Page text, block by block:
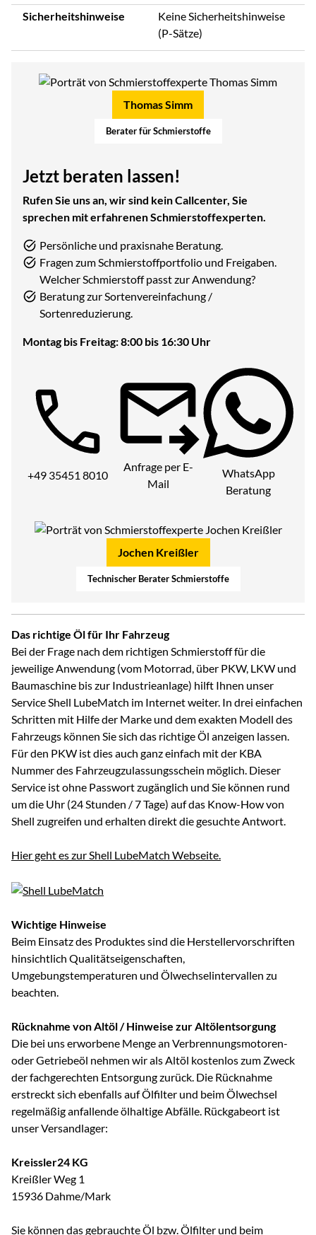
Sicherheitshinweise
Keine Sicherheitshinweise
(P-Sätze)
Thomas Simm
Berater für Schmierstoffe
Jetzt beraten lassen!
Rufen Sie uns an, wir sind kein Callcenter, Sie
sprechen mit erfahrenen Schmierstoffexperten.
Persönliche und praxisnahe Beratung.
Fragen zum Schmierstoffportfolio und Freigaben.
Welcher Schmierstoff passt zur Anwendung?
Beratung zur Sortenvereinfachung /
Sortenreduzierung.
Montag bis Freitag: 8:00 bis 16:30 Uhr
Telefon:
+49 35451 8010
Anfrage per E-
Mail
WhatsApp
Beratung
Jochen Kreißler
Technischer Berater Schmierstoffe
Das richtige Öl für Ihr Fahrzeug
Bei der Frage nach dem richtigen Schmierstoff für die
jeweilige Anwendung (vom Motorrad, über PKW, LKW und
Baumaschine bis zur Industrieanlage) hilft Ihnen unser
Service Shell LubeMatch im Internet weiter. In drei einfachen
Schritten mit Hilfe der Marke und dem exakten Modell des
Fahrzeugs können Sie sich das richtige Öl anzeigen lassen.
Für den PKW ist dies auch ganz einfach mit der KBA
Nummer des Fahrzeugzulassungsschein möglich. Dieser
Service ist ohne Passwort zugänglich und Sie können rund
um die Uhr (24 Stunden / 7 Tage) auf das Know-How von
Shell zugreifen und erhalten direkt die gesuchte Antwort.
Hier geht es zur Shell LubeMatch Webseite.
Wichtige Hinweise
Beim Einsatz des Produktes sind die Herstellervorschriften
hinsichtlich Qualitätseigenschaften,
Umgebungstemperaturen und Ölwechselintervallen zu
beachten.
Rücknahme von Altöl / Hinweise zur Altölentsorgung
Die bei uns erworbene Menge an Verbrennungsmotoren-
oder Getriebeöl nehmen wir als Altöl kostenlos zum Zweck
der fachgerechten Entsorgung zurück. Die Rücknahme
erstreckt sich ebenfalls auf Ölfilter und beim Ölwechsel
regelmäßig anfallende ölhaltige Abfälle. Rückgabeort ist
unser Versandlager:
Kreissler24 KG
Kreißler Weg 1
15936 Dahme/Mark
Sie können das gebrauchte Öl bzw. Ölfilter und beim